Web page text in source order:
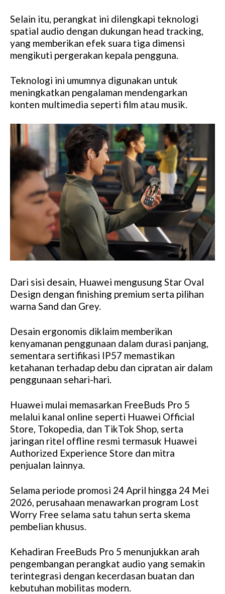
Selain itu, perangkat ini dilengkapi teknologi
spatial audio dengan dukungan head tracking,
yang memberikan efek suara tiga dimensi
mengikuti pergerakan kepala pengguna.
Teknologi ini umumnya digunakan untuk
meningkatkan pengalaman mendengarkan
konten multimedia seperti film atau musik.
Dari sisi desain, Huawei mengusung Star Oval
Design dengan finishing premium serta pilihan
warna Sand dan Grey.
Desain ergonomis diklaim memberikan
kenyamanan penggunaan dalam durasi panjang,
sementara sertifikasi IP57 memastikan
ketahanan terhadap debu dan cipratan air dalam
penggunaan sehari-hari.
Huawei mulai memasarkan FreeBuds Pro 5
melalui kanal online seperti Huawei Official
Store, Tokopedia, dan TikTok Shop, serta
jaringan ritel offline resmi termasuk Huawei
Authorized Experience Store dan mitra
penjualan lainnya.
Selama periode promosi 24 April hingga 24 Mei
2026, perusahaan menawarkan program Lost
Worry Free selama satu tahun serta skema
pembelian khusus.
Kehadiran FreeBuds Pro 5 menunjukkan arah
pengembangan perangkat audio yang semakin
terintegrasi dengan kecerdasan buatan dan
kebutuhan mobilitas modern.